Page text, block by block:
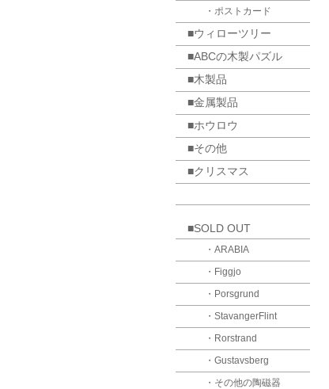
・ポストカード
■ウィローツリー
■ABCの木製パズル
■木製品
■金属製品
■ホウロウ
■その他
■クリスマス
■SOLD OUT
・ARABIA
・Figgjo
・Porsgrund
・StavangerFlint
・Rorstrand
・Gustavsberg
・その他の陶磁器